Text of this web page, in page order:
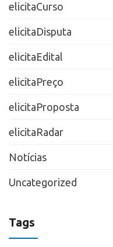
elicitaCurso
elicitaDisputa
elicitaEdital
elicitaPreço
elicitaProposta
elicitaRadar
Notícias
Uncategorized
Tags